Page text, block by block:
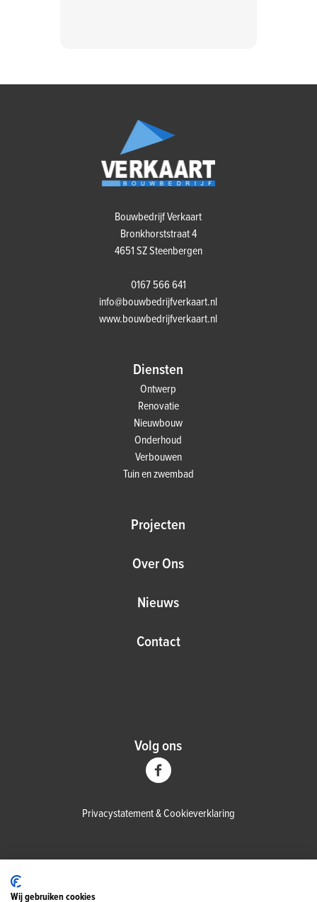
Bouwbedrijf Verkaart
Bronkhorststraat 4
4651 SZ Steenbergen
0167 566 641
info@bouwbedrijfverkaart.nl
www.bouwbedrijfverkaart.nl
Diensten
Ontwerp
Renovatie
Nieuwbouw
Onderhoud
Verbouwen
Tuin en zwembad
Projecten
Over Ons
Nieuws
Contact
Volg ons
Privacystatement&Cookieverklaring
Wij gebruiken cookies